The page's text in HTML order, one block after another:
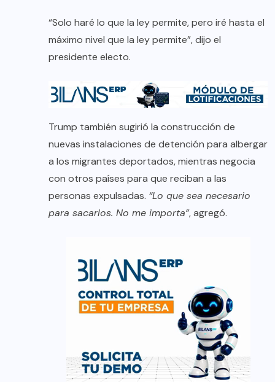
“Solo haré lo que la ley permite, pero iré hasta el
máximo nivel que la ley permite”, dijo el
presidente electo.
Trump también sugirió la construcción de
nuevas instalaciones de detención para albergar
a los migrantes deportados, mientras negocia
con otros países para que reciban a las
personas expulsadas. “Lo que sea necesario
para sacarlos. No me importa”, agregó.